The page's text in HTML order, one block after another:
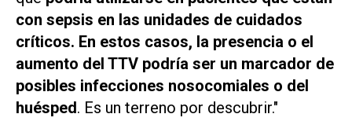
con sepsis en las unidades de cuidados
críticos. En estos casos, la presencia o el
aumento del TTV podría ser un marcador de
posibles infecciones nosocomiales o del
huésped. Es un terreno por descubrir."